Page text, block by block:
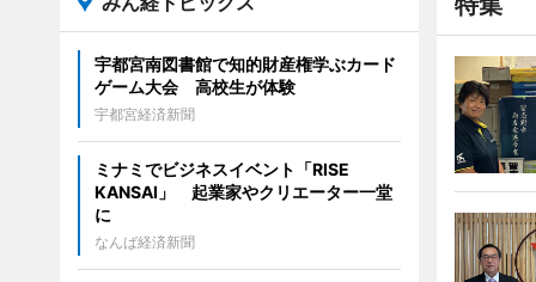
宇都宮南図書館で知的財産権学ぶカード
ゲーム大会 高校生が体験
宇都宮経済新聞
ミナミでビジネスイベント「RISE
KANSAI」 起業家やクリエーター一堂
に
なんば経済新聞